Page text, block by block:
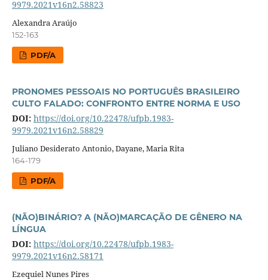
9979.2021v16n2.58823
Alexandra Araújo
152-163
PDF/A
PRONOMES PESSOAIS NO PORTUGUÊS BRASILEIRO
CULTO FALADO: CONFRONTO ENTRE NORMA E USO
DOI: https://doi.org/10.22478/ufpb.1983-
9979.2021v16n2.58829
Juliano Desiderato Antonio, Dayane, Maria Rita
164-179
PDF/A
(NÃO)BINÁRIO? A (NÃO)MARCAÇÃO DE GÊNERO NA
LÍNGUA
DOI: https://doi.org/10.22478/ufpb.1983-
9979.2021v16n2.58171
Ezequiel Nunes Pires